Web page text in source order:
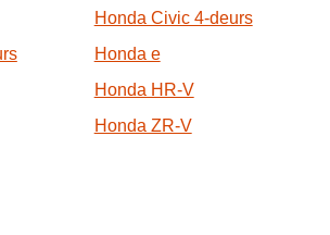
Honda Civic 4-deurs
Honda e
Honda HR-V
Honda ZR-V